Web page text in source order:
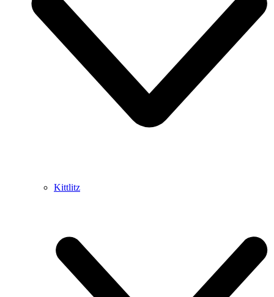
Kittlitz